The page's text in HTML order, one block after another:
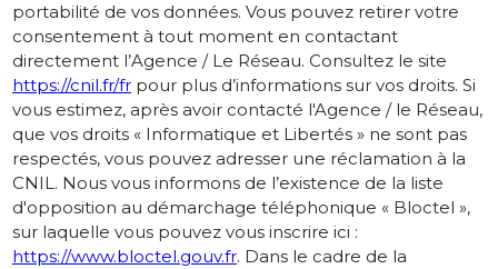
portabilité de vos données. Vous pouvez retirer votre
consentement à tout moment en contactant
directement l’Agence / Le Réseau. Consultez le site
https://cnil.fr/fr pour plus d’informations sur vos droits. Si
vous estimez, après avoir contacté l'Agence / le Réseau,
que vos droits « Informatique et Libertés » ne sont pas
respectés, vous pouvez adresser une réclamation à la
CNIL. Nous vous informons de l’existence de la liste
d'opposition au démarchage téléphonique « Bloctel »,
sur laquelle vous pouvez vous inscrire ici :
https://www.bloctel.gouv.fr. Dans le cadre de la